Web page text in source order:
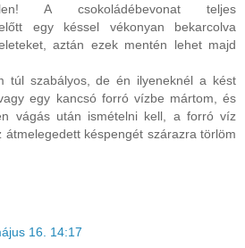
A csokoládébevonat teljes
egy késsel vékonyan bekarcolva
aztán ezek mentén lehet majd
túl szabályos, de én ilyeneknél a kést
egy kancsó forró vízbe mártom, és
vágás után ismételni kell, a forró víz
átmelegedett késpengét szárazra törlöm
16. 14:17